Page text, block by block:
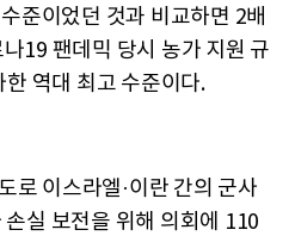
준이었던 것과 비교하면 2배
19 팬데믹 당시 농가 지원 규
역대 최고 수준이다.
로 이스라엘·이란 간의 군사
실 보전을 위해 의회에 110